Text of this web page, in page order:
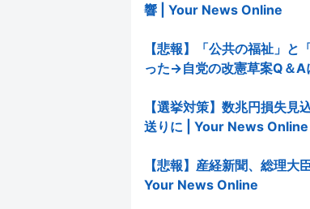
響 | Your News Online
【悲報】「公共の福祉」
った→自党の改憲草案Q＆
【選挙対策】数兆円損失
送りに | Your News Online
【悲報】産経新聞、総理大
Your News Online